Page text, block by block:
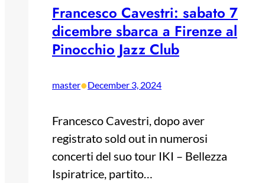
Francesco Cavestri: sabato 7
dicembre sbarca a Firenze al
Pinocchio Jazz Club
master•December 3, 2024
Francesco Cavestri, dopo aver
registrato sold out in numerosi
concerti del suo tour IKI – Bellezza
Ispiratrice, partito…